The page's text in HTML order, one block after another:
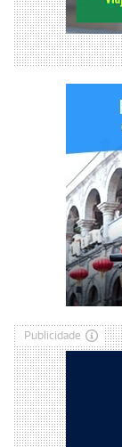
Publicidade